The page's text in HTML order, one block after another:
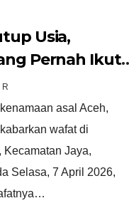
Usia,
Pernah Ikut
untuk Bantu
bagiasal Aceh,
wafat di
Kecamatan Jaya,
Selasa, 7 April 2026,